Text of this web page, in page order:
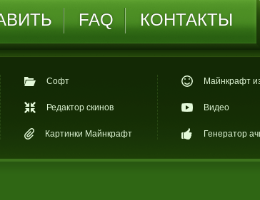
FAQ КОНТАКТЫ
Софт
Редактор скинов
Картинки Майнкрафт
Майнкрафт
Видео
Генератор